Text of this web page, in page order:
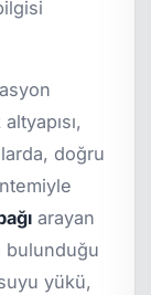
doğru
arayan
bulunduğu
yükü,